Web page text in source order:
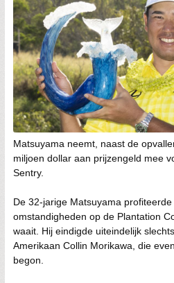
Matsuyama neemt, naast de
miljoen dollar aan prijzengeld mee
Sentry.
De 32-jarige Matsuyama
omstandigheden op de Plantation
waait. Hij eindigde uiteindelijk
Amerikaan Collin Morikawa, die
begon.